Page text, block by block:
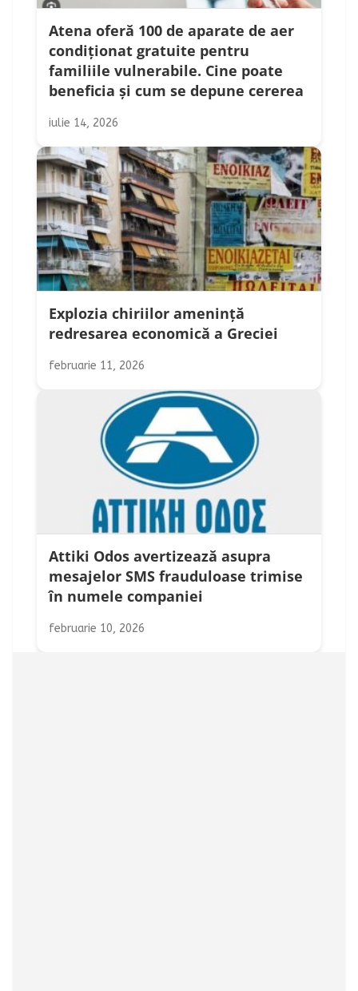
Atena oferă 100 de aparate de aer
condiționat gratuite pentru
familiile vulnerabile. Cine poate
beneficia și cum se depune cererea
iulie 14, 2026
Explozia chiriilor amenință
redresarea economică a Greciei
februarie 11, 2026
Attiki Odos avertizează asupra
mesajelor SMS frauduloase trimise
în numele companiei
februarie 10, 2026